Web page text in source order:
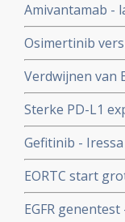
Amivantamab -
vergelijking met
niet kleincellige
Osimertinib
gevorderde
maar
Verdwijnen van
kleincellige
Sterke PD-L1
veroorzaakt
patienten met
Gefitinib -
procent) en
vergelijking
EORTC start
klein-cellige
EGFR